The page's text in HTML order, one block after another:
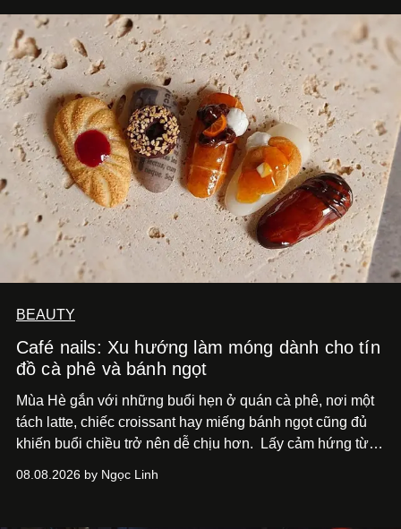
BEAUTY
Café nails: Xu hướng làm móng dành cho tín
đồ cà phê và bánh ngọt
Mùa Hè gắn với những buổi hẹn ở quán cà phê, nơi một
tách latte, chiếc croissant hay miếng bánh ngọt cũng đủ
khiến buổi chiều trở nên dễ chịu hơn.
Lấy cảm hứng từ
08.08.2026 by Ngọc Linh